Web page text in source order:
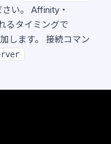
い。 Affinity・
るタイミングで
します。 接続コマン